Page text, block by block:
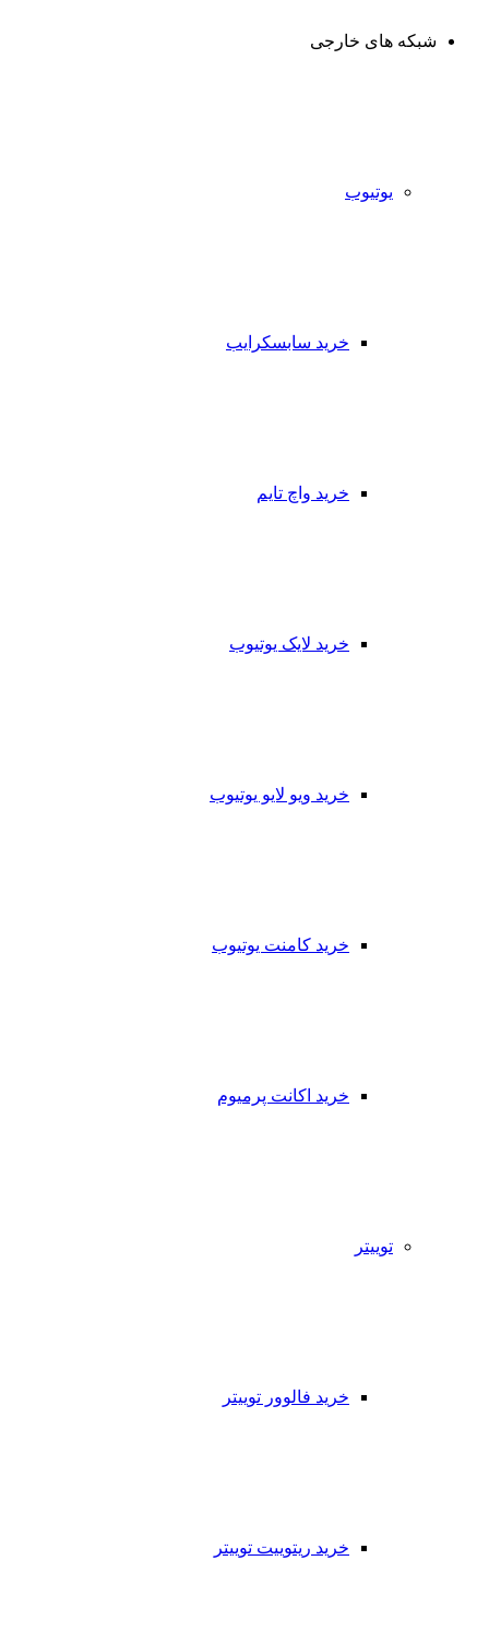
شبکه های خارجی
یوتیوب
خرید سابسکرایب
خرید واچ تایم
خرید لایک یوتیوب
خرید ویو لایو یوتیوب
خرید کامنت یوتیوب
خرید اکانت پرمیوم
توییتر
خرید فالوور توییتر
خرید ریتوییت توییتر